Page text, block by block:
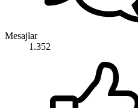
Mesajlar
1.352